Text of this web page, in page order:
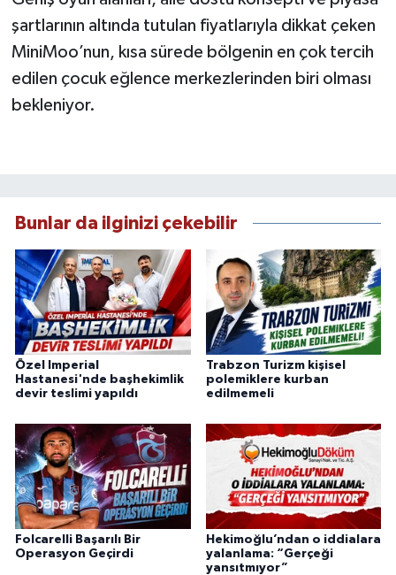
şartlarının altında tutulan fiyatlarıyla dikkat çeken
MiniMoo’nun, kısa sürede bölgenin en çok tercih
edilen çocuk eğlence merkezlerinden biri olması
bekleniyor.
Bunlar da ilginizi çekebilir
Özel Imperial
Hastanesi'nde başhekimlik
devir teslimi yapıldı
Trabzon Turizm kişisel
polemiklere kurban
edilmemeli
Folcarelli Başarılı Bir
Operasyon Geçirdi
Hekimoğlu’ndan o iddialara
yalanlama: “Gerçeği
yansıtmıyor”